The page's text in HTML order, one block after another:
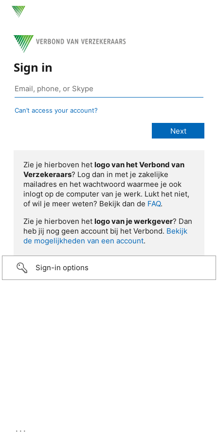
Sign in
Can’t access your account?
Zie je hierboven het logo van het Verbond van
Verzekeraars? Log dan in met je zakelijke
mailadres en het wachtwoord waarmee je ook
inlogt op de computer van je werk. Lukt het niet,
of wil je meer weten? Bekijk dan de FAQ.
Zie je hierboven het logo van je werkgever? Dan
heb jij nog geen account bij het Verbond. Bekijk
de mogelijkheden van een account.
Sign-in options
...